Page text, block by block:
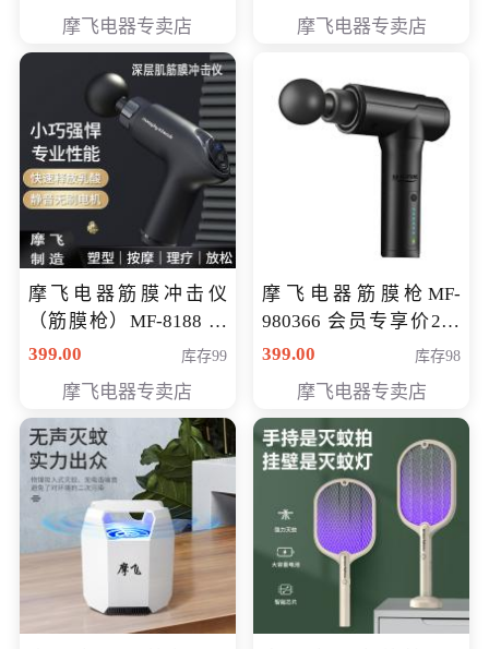
摩飞电器专卖店 摩飞电器专卖店
摩飞电器筋膜冲击仪
（筋膜枪）MF-8188 会
员专享价268元
399.00 库存99
摩飞电器专卖店
摩飞电器筋膜枪MF-
980366 会员专享价299
元
399.00 库存98
摩飞电器专卖店